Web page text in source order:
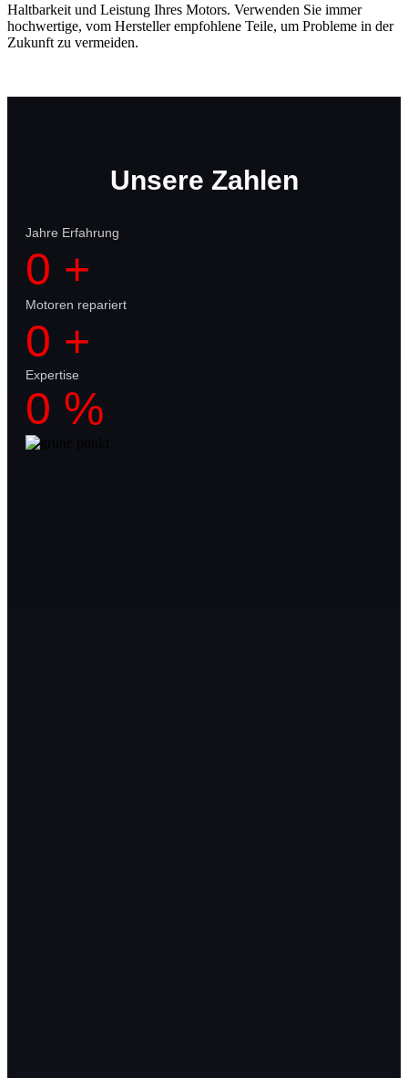
Haltbarkeit und Leistung Ihres Motors. Verwenden Sie immer
hochwertige, vom Hersteller empfohlene Teile, um Probleme in der
Zukunft zu vermeiden.
Unsere Zahlen
Jahre Erfahrung
0 +
Motoren repariert
0 +
Expertise
0 %